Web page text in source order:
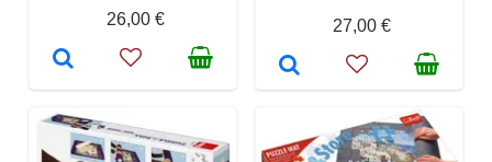
26,00 €
27,00 €